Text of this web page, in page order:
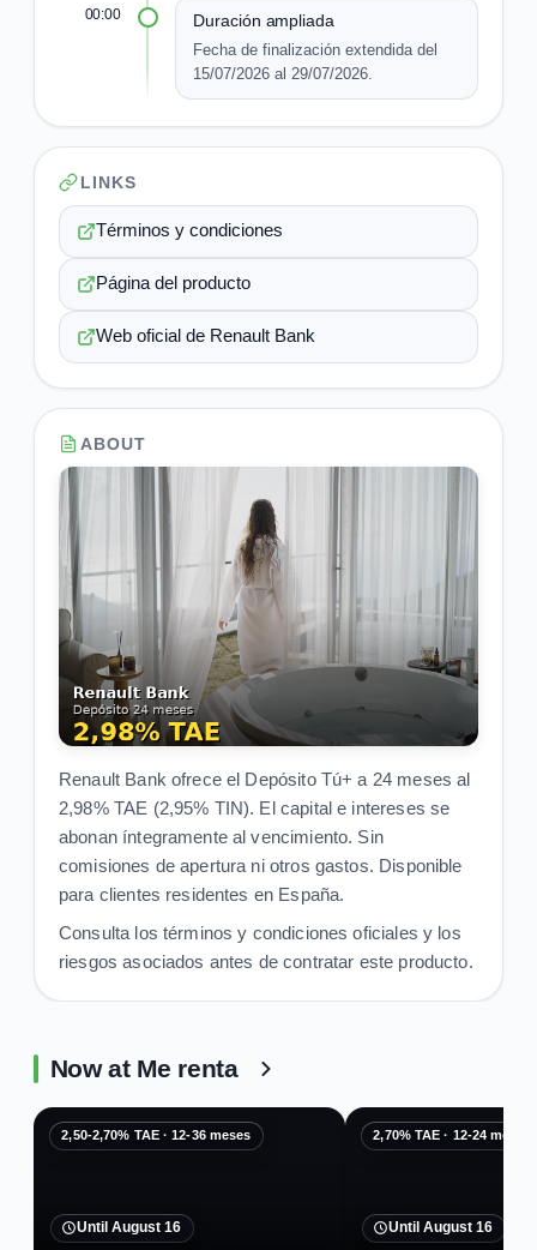
00:00 Duración ampliada
Fecha de finalización extendida del
15/07/2026 al 29/07/2026.
LINKS
Términos y condiciones
Página del producto
Web oficial de Renault Bank
ABOUT
Renault Bank ofrece el Depósito Tú+ a 24 meses al
2,98% TAE (2,95% TIN). El capital e intereses se
abonan íntegramente al vencimiento. Sin
comisiones de apertura ni otros gastos. Disponible
para clientes residentes en España.
Consulta los términos y condiciones oficiales y los
riesgos asociados antes de contratar este producto.
Now at Me renta
2,50-2,70% TAE · 12-36 meses
Until August 16
2,70% TAE · 12-24 meses
Until August 16